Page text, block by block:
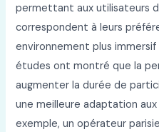
permettant aux utilisateurs
correspondent à leurs
environnement plus
études ont montré que la
augmenter la durée de
une meilleure adaptation
exemple, un opérateur